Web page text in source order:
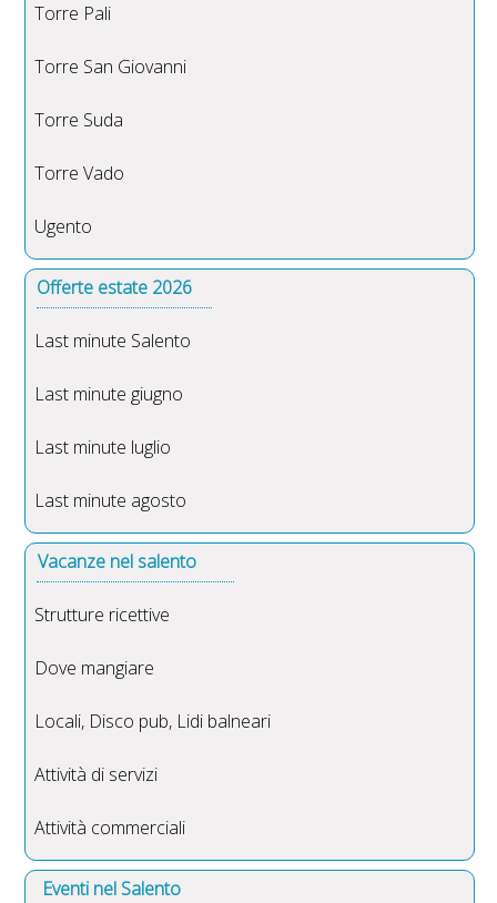
Torre Pali
Torre San Giovanni
Torre Suda
Torre Vado
Ugento
Offerte estate 2026
Last minute Salento
Last minute giugno
Last minute luglio
Last minute agosto
Vacanze nel salento
Strutture ricettive
Dove mangiare
Locali, Disco pub, Lidi balneari
Attività di servizi
Attività commerciali
Eventi nel Salento